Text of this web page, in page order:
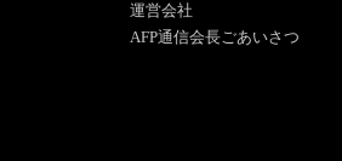
運営会社
AFP通信会長ごあいさつ